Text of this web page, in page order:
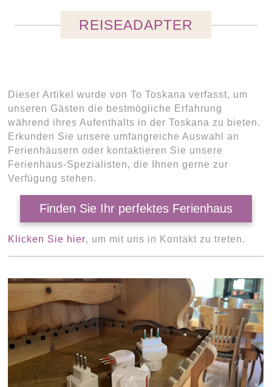
REISEADAPTER
Dieser Artikel wurde von To Toskana verfasst, um
unseren Gästen die bestmögliche Erfahrung
während ihres Aufenthalts in der Toskana zu bieten.
Erkunden Sie unsere umfangreiche Auswahl an
Ferienhäusern oder kontaktieren Sie unsere
Ferienhaus-Spezialisten, die Ihnen gerne zur
Verfügung stehen.
Finden Sie Ihr perfektes Ferienhaus
Klicken Sie hier, um mit uns in Kontakt zu treten.